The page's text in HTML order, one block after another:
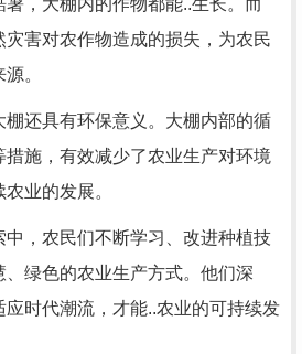
，大棚内的作物都能..生长。而
灾害对农作物造成的损失，为农民
。
棚还具有环保意义。大棚内部的循
施，有效减少了农业生产对环境
业的发展。
，农民们不断学习、改进种植技
绿色的农业生产方式。他们深
时代潮流，才能..农业的可持续发